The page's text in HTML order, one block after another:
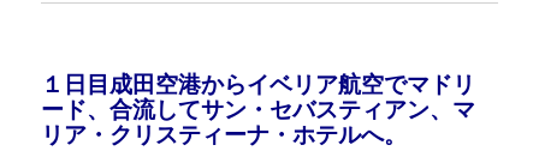
１日目成田空港からイベリア航空でマドリ
ード、合流してサン・セバスティアン、マ
リア・クリスティーナ・ホテルへ。